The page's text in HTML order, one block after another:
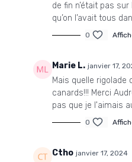
de fin n’était pas
qu’on l’avait tous
0
Marie L. janvier 17,
Mais quelle rigolade
canards!!! Merci
pas que je l'aimais
0
Ctho janvier 17, 2024